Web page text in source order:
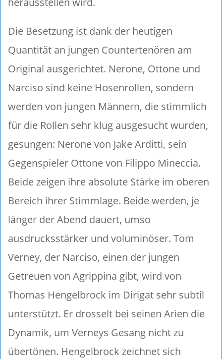
Die Besetzung ist dank der heutigen
Quantität an jungen Countertenören am
Original ausgerichtet. Nerone, Ottone und
Narciso sind keine Hosenrollen, sondern
werden von jungen Männern, die stimmlich
für die Rollen sehr klug ausgesucht wurden,
gesungen: Nerone von Jake Arditti, sein
Gegenspieler Ottone von Filippo Mineccia.
Beide zeigen ihre absolute Stärke im oberen
Bereich ihrer Stimmlage. Beide werden, je
länger der Abend dauert, umso
ausdrucksstärker und voluminöser. Tom
Verney, der Narciso, einen der jungen
Getreuen von Agrippina gibt, wird von
Thomas Hengelbrock im Dirigat sehr subtil
unterstützt. Er drosselt bei seinen Arien die
Dynamik, um Verneys Gesang nicht zu
übertönen. Hengelbrock zeichnet sich